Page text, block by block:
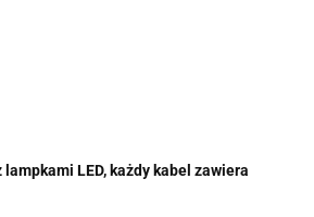
lampkami LED, każdy kabel zawiera